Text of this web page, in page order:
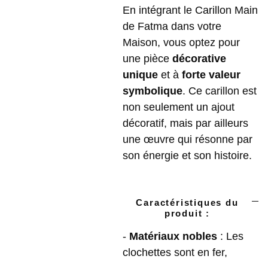
En intégrant le Carillon Main
de Fatma dans votre
Maison, vous optez pour
une pièce décorative
unique et à forte valeur
symbolique. Ce carillon est
non seulement un ajout
décoratif, mais par ailleurs
une œuvre qui résonne par
son énergie et son histoire.
Caractéristiques du
produit :
- Matériaux nobles : Les
clochettes sont en fer,